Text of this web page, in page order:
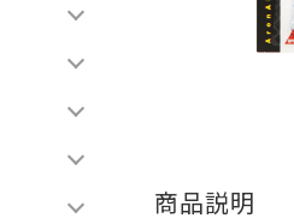
商品説明